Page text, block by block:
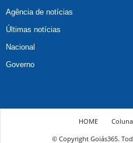
Agência de notícias
Últimas notícias
Nacional
Governo
HOME
© Copyright Goiás365.